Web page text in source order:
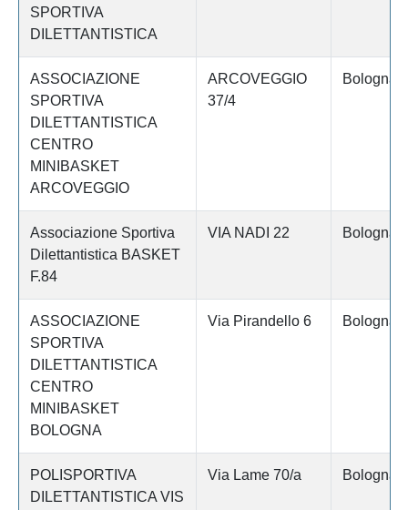
SPORTIVA
DILETTANTISTICA
ASSOCIAZIONE
SPORTIVA
DILETTANTISTICA
CENTRO
MINIBASKET
ARCOVEGGIO
ARCOVEGGIO
37/4
Bologna
Associazione Sportiva
Dilettantistica BASKET
F.84
VIA NADI 22 Bologna
ASSOCIAZIONE
SPORTIVA
DILETTANTISTICA
CENTRO
MINIBASKET
BOLOGNA
Via Pirandello 6 Bologna
POLISPORTIVA
DILETTANTISTICA VIS
Via Lame 70/a Bologna